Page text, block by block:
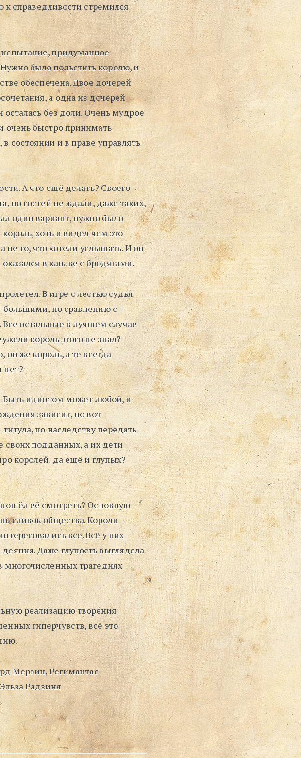
к справедливости стремился
придуманное
было польстить королю, и
обеспечена. Двое дочерей
а одна из дочерей
осталась без доли. Очень мудрое
очень быстро принимать
состоянии и в праве управлять
А что ещё делать? Своего
но гостей не ждали, даже таких,
один вариант, нужно было
хоть и видел чем это
не то, что хотели услышать. И он
в канаве с бродягами.
В игре с лестью судья
большими, по сравнению с
остальные в лучшем случае
король этого не знал?
же король, а те всегда
нет?
Быть идиотом может любой, и
зависит, но вот
по наследству передать
своих подданных, а их дети
королей, да ещё и глупых?
её смотреть? Основную
сливок общества. Короли
все. Всё у них
Даже глупость выглядела
многочисленных трагедиях
реализацию творения
гиперчувств, всё это
Мерзин, Регимантас
Радзиня